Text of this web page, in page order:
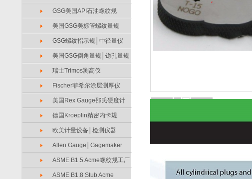
GSG美国API石油螺纹规
美国GSG美标管螺纹量规
GSG螺纹指示规│中径量仪
美国GSG倒角量规│锪孔量规
瑞士Trimos测高仪
Fischer菲希尔涂层测厚仪
美国Rex Gauge邵氏硬度计
德国Kroeplin精密内卡规
欧美计量设备│检测仪器
Allen Gauge│Gagemaker
ASME B1.5 Acme螺纹规工厂
ASME B1.8 Stub Acme